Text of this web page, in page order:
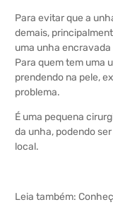
Para evitar que a
demais,
uma unha
Para quem tem uma
prendendo na pele,
problema.
É uma pequena
da unha, podendo
local.
Leia também: